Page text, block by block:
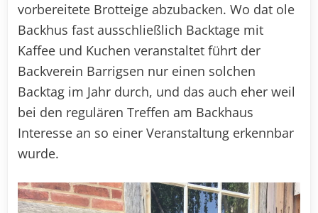
vorbereitete Brotteige abzubacken. Wo dat ole
Backhus fast ausschließlich Backtage mit
Kaffee und Kuchen veranstaltet führt der
Backverein Barrigsen nur einen solchen
Backtag im Jahr durch, und das auch eher weil
bei den regulären Treffen am Backhaus
Interesse an so einer Veranstaltung erkennbar
wurde.